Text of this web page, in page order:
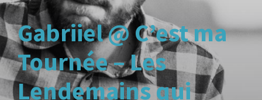
Gabriiel @ C’est ma
Tournée – Les
Lendemains qui